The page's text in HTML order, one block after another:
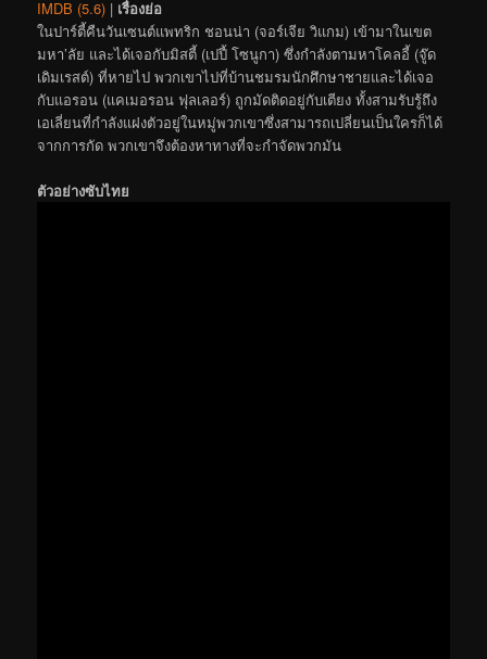
IMDB (5.6) | เรื่องย่อ
ในปาร์ตี้คืนวันเซนต์แพทริก ชอนน่า (จอร์เจีย วิแกม) เข้ามาในเขต
มหา’ลัย และได้เจอกับมิสตี้ (เปปี้ โซนูกา) ซึ่งกำลังตามหาโคลอี้ (จู๊ด
เดิมเรสต์) ที่หายไป พวกเขาไปที่บ้านชมรมนักศึกษาชายและได้เจอ
กับแอรอน (แคเมอรอน ฟุลเลอร์) ถูกมัดติดอยู่กับเตียง ทั้งสามรับรู้ถึง
เอเลี่ยนที่กำลังแฝงตัวอยู่ในหมู่พวกเขาซึ่งสามารถเปลี่ยนเป็นใครก็ได้
จากการกัด พวกเขาจึงต้องหาทางที่จะกำจัดพวกมัน
ตัวอย่างซับไทย